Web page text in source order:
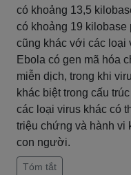
có khoảng 13,5
có khoảng 19 kilobase
cũng khác với các loại
Ebola có gen mã hóa
miễn dịch, trong khi
khác biệt trong cấu
các loại virus khác có
triệu chứng và hành vi
con người.
Tóm tắt